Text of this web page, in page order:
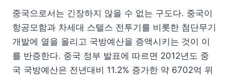
중국으로서는 긴장하지 않을 수 없는 구도다. 중국이
항공모함과 차세대 스텔스 전투기를 비롯한 첨단무기
개발에 열을 올리고 국방예산을 증액시키는 것이 이
를 반증한다. 중국 정부 발표에 따르면 2012년도 중
국 국방예산은 전년대비 11.2% 증가한 약 6702억 위